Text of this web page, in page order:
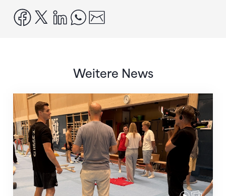
facebook
x linkedinwhatsapp
Weitere News
Mit klaren Zielen nach Zagreb